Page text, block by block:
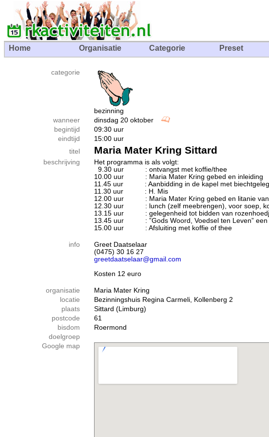
Home Organisatie Categorie Preset
categorie
bezinning
wanneer
dinsdag 20 oktober
begintijd
09:30 uur
eindtijd
15:00 uur
titel
Maria Mater Kring Sittard
beschrijving
Het programma is als volgt:
9.30 uur : ontvangst met koffie/thee
10.00 uur : Maria Mater Kring gebed en inleiding
11.45 uur : Aanbidding in de kapel met
11.30 uur : H. Mis
12.00 uur : Maria Mater Kring gebed en litanie van
12.30 uur : lunch (zelf meebrengen), voor soep,
13.15 uur : gelegenheid tot bidden van
13.45 uur : ”Gods Woord, Voedsel ten Leven” een
15.00 uur : Afsluiting met koffie of thee
info
Greet Daatselaar
(0475) 30 16 27
greetdaatselaar@gmail.com
Kosten 12 euro
organisatie
Maria Mater Kring
locatie
Bezinningshuis Regina Carmeli, Kollenberg 2
plaats
Sittard (Limburg)
postcode
61
bisdom
Roermond
doelgroep
Google map